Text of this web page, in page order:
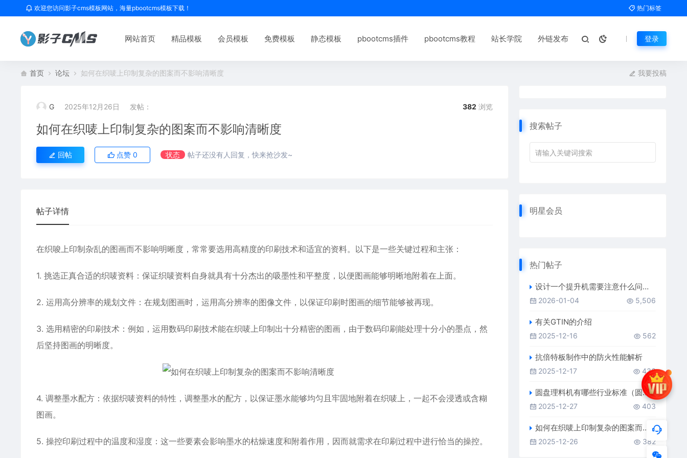
欢迎您访问影子cms模板网站，海量pbootcms模板下载！ 热门标签
网站首页 精品模板 会员模板 免费模板 静态模板 pbootcms插件 pbootcms教程 站长学院 外链发布 登录
首页 论坛 如何在织唛上印制复杂的图案而不影响清晰度 我要投稿
G 2025年12月26日 发帖： 382 浏览
如何在织唛上印制复杂的图案而不影响清晰度
回帖 点赞 0 状态 帖子还没有人回复，快来抢沙发~
帖子详情
在织唆上印制杂乱的图画而不影响明晰度，常常要选用高精度的印刷技术和适宜的资料。以下是一些关键过程和主张：
1. 挑选正真合适的织唛资料：保证织唛资料自身就具有十分杰出的吸墨性和平整度，以便图画能够明晰地附着在上面。
2. 运用高分辨率的规划文件：在规划图画时，运用高分辨率的图像文件，以保证印刷时图画的细节能够被再现。
3. 选用精密的印刷技术：例如，运用数码印刷技术能在织唛上印制出十分精密的图画，由于数码印刷能处理十分小的墨点，然
后坚持图画的明晰度。
4. 调整墨水配方：依据织唛资料的特性，调整墨水的配方，以保证墨水能够均匀且牢固地附着在织唛上，一起不会浸透或含糊
图画。
5. 操控印刷过程中的温度和湿度：这一些要素会影响墨水的枯燥速度和附着作用，因而就需求在印刷过程中进行恰当的操控。
搜索帖子
明星会员
热门帖子
设计一个提升机需要注意什么问题（提升机厂家）
2026-01-04 5,506
有关GTIN的介绍
2025-12-16 562
抗倍特板制作中的防火性能解析
2025-12-17 436
圆盘理料机有哪些行业标准（圆盘理料机厂家）
2025-12-27 403
如何在织唛上印制复杂的图案而不影响清晰度
2025-12-26 382